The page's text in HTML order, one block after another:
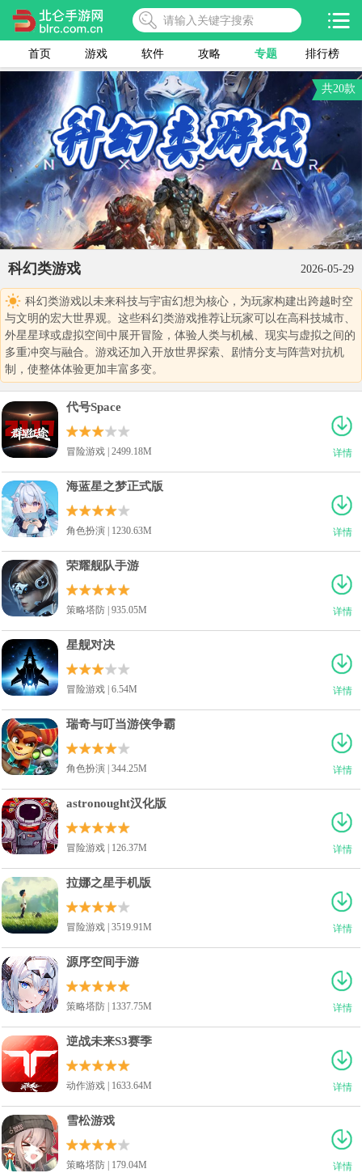
首页 游戏 软件 攻略 专题 排行榜
共20款
科幻类游戏 2026-05-29
科幻类游戏以未来科技与宇宙幻想为核心，为玩家构建出跨越时空
与文明的宏大世界观。这些科幻类游戏推荐让玩家可以在高科技城市、
外星星球或虚拟空间中展开冒险，体验人类与机械、现实与虚拟之间的
多重冲突与融合。游戏还加入开放世界探索、剧情分支与阵营对抗机
制，使整体体验更加丰富多变。
详情
代号Space
冒险游戏 | 2499.18M
详情
海蓝星之梦正式版
角色扮演 | 1230.63M
详情
荣耀舰队手游
策略塔防 | 935.05M
详情
星舰对决
冒险游戏 | 6.54M
详情
瑞奇与叮当游侠争霸
角色扮演 | 344.25M
详情
astronought汉化版
冒险游戏 | 126.37M
详情
拉娜之星手机版
冒险游戏 | 3519.91M
详情
源序空间手游
策略塔防 | 1337.75M
详情
逆战未来S3赛季
动作游戏 | 1633.64M
详情
雪松游戏
策略塔防 | 179.04M